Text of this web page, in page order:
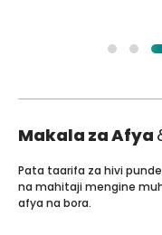
Makala za Afya
Pata taarifa za hivi
na mahitaji mengine
afya na bora.